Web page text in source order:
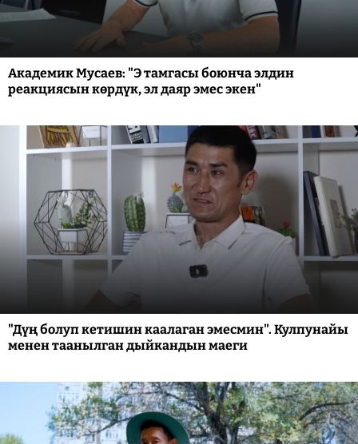
Академик Мусаев: "Э тамгасы боюнча элдин
реакциясын көрдүк, эл даяр эмес экен"
"Дүң болуп кетишин каалаган эмесмин". Кулпунайы
менен таанылган дыйкандын маеги